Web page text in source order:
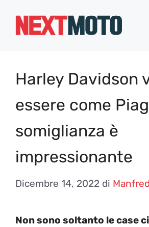
Harley Davidson
essere come
somiglianza è
impressionante
Dicembre 14, 2022 di
Non sono soltanto le case